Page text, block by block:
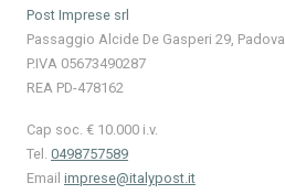
Post Imprese srl
Passaggio Alcide De Gasperi 29, Padova
P.IVA 05673490287
REA PD-478162
Cap soc. € 10.000 i.v.
Tel. 0498757589
Email imprese@italypost.it